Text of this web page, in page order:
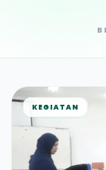
KEGIATAN